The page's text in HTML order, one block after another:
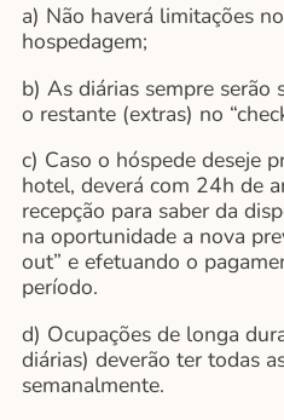
a) Não haverá limitações
hospedagem;
b) As diárias sempre serão
o restante (extras) no
c) Caso o hóspede deseje
hotel, deverá com 24h de
recepção para saber da
na oportunidade a nova
out” e efetuando o
período.
d) Ocupações de longa
diárias) deverão ter todas
semanalmente.